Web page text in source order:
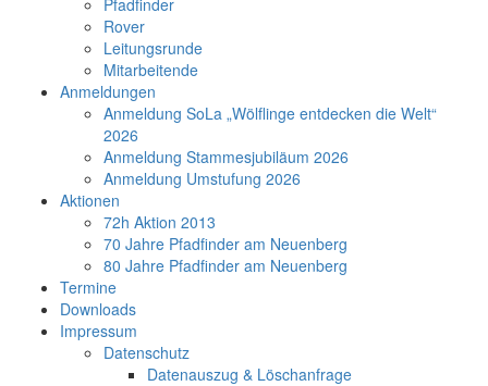
Pfadfinder
Rover
Leitungsrunde
Mitarbeitende
Anmeldungen
Anmeldung SoLa „Wölflinge entdecken die Welt“
2026
Anmeldung Stammesjubiläum 2026
Anmeldung Umstufung 2026
Aktionen
72h Aktion 2013
70 Jahre Pfadfinder am Neuenberg
80 Jahre Pfadfinder am Neuenberg
Termine
Downloads
Impressum
Datenschutz
Datenauszug & Löschanfrage